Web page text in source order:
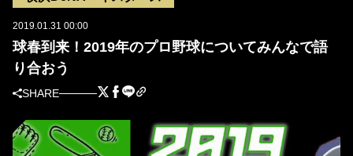
2019.01.31 00:00
球春到来！2019年のプロ野球についてみんなで語
り合おう
SHARE